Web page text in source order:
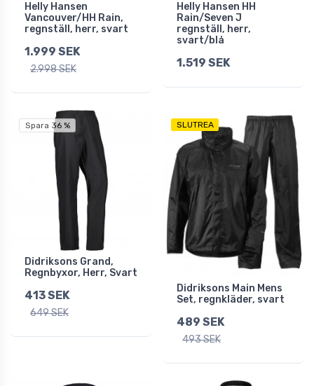
Helly Hansen
Vancouver/HH Rain,
regnställ, herr, svart
1.999 SEK
2.998 SEK
Helly Hansen HH
Rain/Seven J
regnställ, herr,
svart/blå
1.519 SEK
Spara 36 %
Didriksons Grand,
Regnbyxor, Herr, Svart
413 SEK
649 SEK
SLUTREA
Didriksons Main Mens
Set, regnkläder, svart
489 SEK
493 SEK